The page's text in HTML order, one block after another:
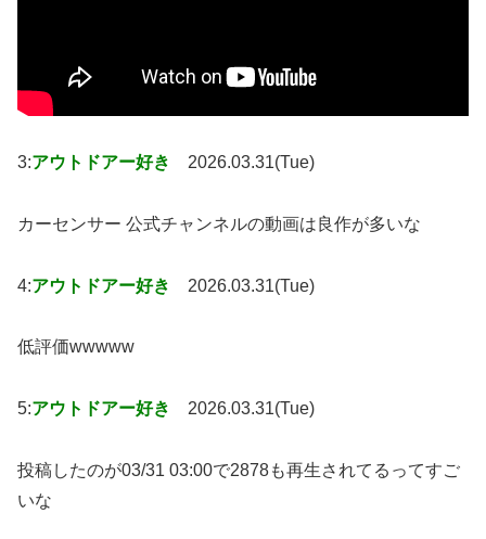
3:アウトドアー好き 2026.03.31(Tue)
カーセンサー 公式チャンネルの動画は良作が多いな
4:アウトドアー好き 2026.03.31(Tue)
低評価wwwww
5:アウトドアー好き 2026.03.31(Tue)
投稿したのが03/31 03:00で2878も再生されてるってすご
いな